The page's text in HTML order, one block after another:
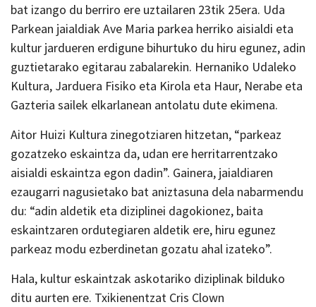
bat izango du berriro ere uztailaren 23tik 25era. Uda
Parkean jaialdiak Ave Maria parkea herriko aisialdi eta
kultur jardueren erdigune bihurtuko du hiru egunez, adin
guztietarako egitarau zabalarekin. Hernaniko Udaleko
Kultura, Jarduera Fisiko eta Kirola eta Haur, Nerabe eta
Gazteria sailek elkarlanean antolatu dute ekimena.
Aitor Huizi Kultura zinegotziaren hitzetan, “parkeaz
gozatzeko eskaintza da, udan ere herritarrentzako
aisialdi eskaintza egon dadin”. Gainera, jaialdiaren
ezaugarri nagusietako bat aniztasuna dela nabarmendu
du: “adin aldetik eta diziplinei dagokionez, baita
eskaintzaren ordutegiaren aldetik ere, hiru egunez
parkeaz modu ezberdinetan gozatu ahal izateko”.
Hala, kultur eskaintzak askotariko diziplinak bilduko
ditu aurten ere. Txikienentzat Cris Clown